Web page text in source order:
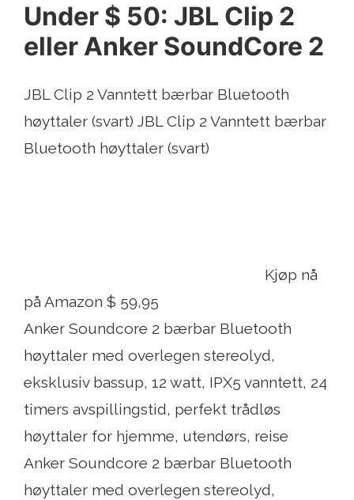
Under $ 50: JBL Clip 2
eller Anker SoundCore 2
JBL Clip 2 Vanntett bærbar Bluetooth
høyttaler (svart) JBL Clip 2 Vanntett bærbar
Bluetooth høyttaler (svart)
Kjøp nå
på Amazon $ 59,95
Anker Soundcore 2 bærbar Bluetooth
høyttaler med overlegen stereolyd,
eksklusiv bassup, 12 watt, IPX5 vanntett, 24
timers avspillingstid, perfekt trådløs
høyttaler for hjemme, utendørs, reise
Anker Soundcore 2 bærbar Bluetooth
høyttaler med overlegen stereolyd,